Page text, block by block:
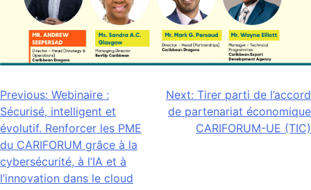
Navigation
de
l’article
Previous: Webinaire :
Sécurisé, intelligent et
évolutif. Renforcer les PME
du CARIFORUM grâce à la
cybersécurité, à l’IA et à
l’innovation dans le cloud
Next: Tirer parti de l’accord
de partenariat économique
CARIFORUM-UE (TIC)